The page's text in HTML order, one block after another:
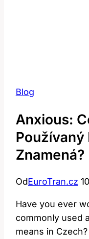
Blog
Anxious:
Používaný
Znamená?
OdEuroTran.cz
Have you ever
commonly used
means in